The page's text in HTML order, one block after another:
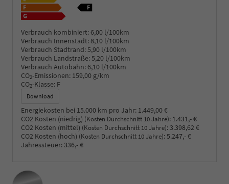
Verbrauch kombiniert: 6,00 l/100km
Verbrauch Innenstadt:8,10 l/100km
Verbrauch Stadtrand:5,90 l/100km
Verbrauch Landstraße:5,20 l/100km
Verbrauch Autobahn: 6,10 l/100km
CO2-Emissionen: 159,00 g/km
CO2-Klasse: F
Download
Energiekosten bei 15.000 km pro Jahr: 1.449,00 €
CO2 Kosten (niedrig) (Kosten Durchschnitt 10 Jahre): 1.431,- €
CO2 Kosten (mittel) (Kosten Durchschnitt 10 Jahre):3.398,62 €
CO2 Kosten (hoch) (Kosten Durchschnitt 10 Jahre):5.247,- €
Jahressteuer:336,- €